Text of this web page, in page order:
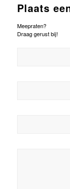
Plaats
Meepraten?
Draag gerust bij!